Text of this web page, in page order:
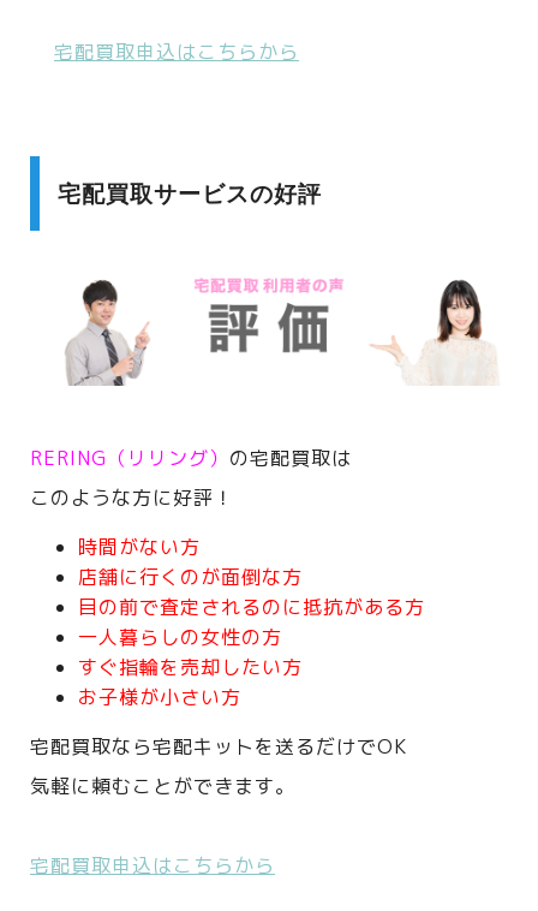
宅配買取申込はこちらから
宅配買取サービスの好評
RERING（リリング） の宅配買取は
このような方に好評！
時間がない方
店舗に行くのが面倒な方
目の前で査定されるのに抵抗がある方
一人暮らしの女性の方
すぐ指輪を売却したい方
お子様が小さい方
宅配買取なら宅配キットを送るだけでOK
気軽に頼むことができます。
宅配買取申込はこちらから